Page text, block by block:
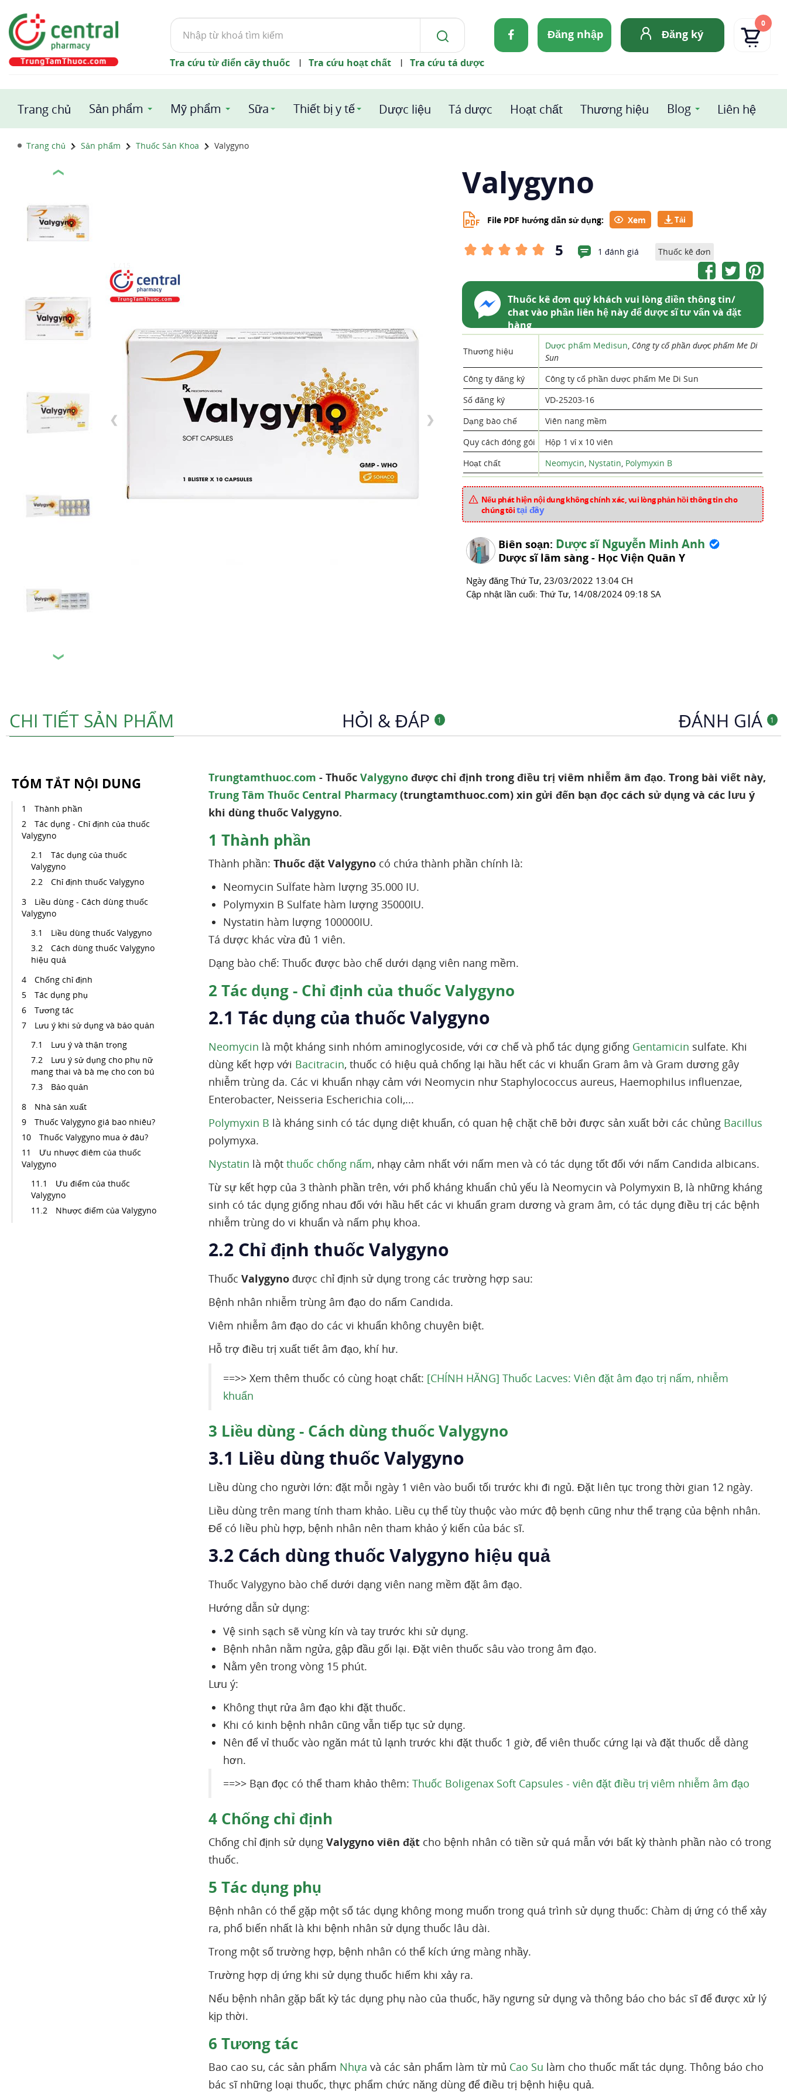
Tìm
kiếm
Đăng nhập Đăng ký
0
Tra cứu từ điển cây thuốc | Tra cứu hoạt chất | Tra cứu tá dược
Trang chủ Sản phẩm Mỹ phẩm Sữa Thiết bị y tế Dược liệu Tá dược Hoạt chất Thương hiệu Blog Liên hệ
Trang chủ Sản phẩm Thuốc Sản Khoa Valygyno
❮
❯
❮ ❯
Valygyno
File PDF hướng dẫn sử dụng: Xem
5 1 đánh giá Thuốc kê đơn
Thuốc kê đơn quý khách vui lòng điền thông tin/
chat vào phần liên hệ này để dược sĩ tư vấn và đặt
hàng
Thương hiệu
Dược phẩm Medisun, Công ty cổ phần dược phẩm Me Di
Sun
Công ty đăng ký
Công ty cổ phần dược phẩm Me Di Sun
Số đăng ký
VD-25203-16
Dạng bào chế
Viên nang mềm
Quy cách đóng gói
Hộp 1 vỉ x 10 viên
Hoạt chất
Neomycin, Nystatin, Polymyxin B
Xuất xứ
Việt Nam
Mã sản phẩm
aa2610
Chuyên mục
Thuốc Sản Khoa
Nếu phát hiện nội dung không chính xác, vui lòng phản hồi thông tin cho
chúng tôitại đây
Biên soạn: Dược sĩ Nguyễn Minh Anh
Dược sĩ lâm sàng - Học Viện Quân Y
Ngày đăng Thứ Tư, 23/03/2022 13:04 CH
Cập nhật lần cuối: Thứ Tư, 14/08/2024 09:18 SA
CHI TIẾT SẢN PHẨM HỎI & ĐÁP 1 ĐÁNH GIÁ 1
TÓM TẮT NỘI DUNG
Thành phần
Tác dụng - Chỉ định của thuốc
Valygyno
Tác dụng của thuốc
Valygyno
Chỉ định thuốc Valygyno
Liều dùng - Cách dùng thuốc
Valygyno
Liều dùng thuốc Valygyno
Cách dùng thuốc Valygyno
hiệu quả
Chống chỉ định
Tác dụng phụ
Tương tác
Lưu ý khi sử dụng và bảo quản
Lưu ý và thận trọng
Lưu ý sử dụng cho phụ nữ
mang thai và bà mẹ cho con bú
Bảo quản
Nhà sản xuất
Thuốc Valygyno giá bao nhiêu?
Thuốc Valygyno mua ở đâu?
Ưu nhược điêm của thuốc
Valygyno
Ưu điểm của thuốc
Valygyno
Nhược điểm của Valygyno
Trungtamthuoc.com - Thuốc Valygyno được chỉ định trong điều trị viêm nhiễm âm đạo. Trong bài viết này,
Trung Tâm Thuốc Central Pharmacy (trungtamthuoc.com) xin gửi đến bạn đọc cách sử dụng và các lưu ý
khi dùng thuốc Valygyno.
1 Thành phần
Thành phần: Thuốc đặt Valygyno có chứa thành phần chính là:
Neomycin SuÏfate hàm lượng 35.000 IU.
Polymyxin B Sulfate hàm lượng 35000IU.
Nystatin hàm lượng 100000IU.
Tá dược khác vừa đủ 1 viên.
Dạng bào chế: Thuốc được bào chế dưới dạng viên nang mềm.
2 Tác dụng - Chỉ định của thuốc Valygyno
2.1 Tác dụng của thuốc Valygyno
Neomycin là một kháng sinh nhóm aminoglycoside, với cơ chế và phổ tác dụng giống Gentamicin sulfate. Khi
dùng kết hợp với Bacitracin, thuốc có hiệu quả chống lại hầu hết các vi khuẩn Gram âm và Gram dương gây
nhiễm trùng da. Các vi khuẩn nhạy cảm với Neomycin như Staphylococcus aureus, Haemophilus influenzae,
Enterobacter, Neisseria Escherichia coli,...
Polymyxin B là kháng sinh có tác dụng diệt khuẩn, có quan hệ chặt chẽ bởi được sản xuất bởi các chủng Bacillus
polymyxa.
Nystatin là một thuốc chống nấm, nhạy cảm nhất với nấm men và có tác dụng tốt đối với nấm Candida albicans.
Từ sự kết hợp của 3 thành phần trên, với phổ kháng khuẩn chủ yếu là Neomycin và Polymyxin B, là những kháng
sinh có tác dụng giống nhau đối với hầu hết các vi khuẩn gram dương và gram âm, có tác dụng điều trị các bệnh
nhiễm trùng do vi khuẩn và nấm phụ khoa.
2.2 Chỉ định thuốc Valygyno
Thuốc Valygyno được chỉ định sử dụng trong các trường hợp sau:
Bệnh nhân nhiễm trùng âm đạo do nấm Candida.
Viêm nhiễm âm đạo do các vi khuẩn không chuyên biệt.
Hỗ trợ điều trị xuất tiết âm đạo, khí hư.
==>> Xem thêm thuốc có cùng hoạt chất: [CHÍNH HÃNG] Thuốc Lacves: Viên đặt âm đạo trị nấm, nhiễm
khuẩn
3 Liều dùng - Cách dùng thuốc Valygyno
3.1 Liều dùng thuốc Valygyno
Liều dùng cho người lớn: đặt mỗi ngày 1 viên vào buổi tối trước khi đi ngủ. Đặt liên tục trong thời gian 12 ngày.
Liều dùng trên mang tính tham khảo. Liều cụ thể tùy thuộc vào mức độ bẹnh cũng như thể trạng của bệnh nhân.
Để có liều phù hợp, bệnh nhân nên tham khảo ý kiến của bác sĩ.
3.2 Cách dùng thuốc Valygyno hiệu quả
Thuốc Valygyno bào chế dưới dạng viên nang mềm đặt âm đạo.
Hướng dẫn sử dụng:
Vệ sinh sạch sẽ vùng kín và tay trước khi sử dụng.
Bệnh nhân nằm ngửa, gập đầu gối lại. Đặt viên thuốc sâu vào trong âm đạo.
Nằm yên trong vòng 15 phút.
Lưu ý:
Không thụt rửa âm đạo khi đặt thuốc.
Khi có kinh bệnh nhân cũng vẫn tiếp tục sử dụng.
Nên để vỉ thuốc vào ngăn mát tủ lạnh trước khi đặt thuốc 1 giờ, để viên thuốc cứng lại và đặt thuốc dễ dàng
hơn.
==>> Bạn đọc có thể tham khảo thêm: Thuốc Boligenax Soft Capsules - viên đặt điều trị viêm nhiễm âm đạo
4 Chống chỉ định
Chống chỉ định sử dụng Valygyno viên đặt cho bệnh nhân có tiền sử quá mẫn với bất kỳ thành phần nào có trong
thuốc.
5 Tác dụng phụ
Bệnh nhân có thể gặp một số tác dụng không mong muốn trong quá trình sử dụng thuốc: Chàm dị ứng có thể xảy
ra, phổ biến nhất là khi bệnh nhân sử dụng thuốc lâu dài.
Trong một số trường hợp, bệnh nhân có thể kích ứng màng nhầy.
Trường hợp dị ứng khi sử dụng thuốc hiếm khi xảy ra.
Nếu bệnh nhân gặp bất kỳ tác dụng phụ nào của thuốc, hãy ngưng sử dụng và thông báo cho bác sĩ để được xử lý
kịp thời.
6 Tương tác
Bao cao su, các sản phẩm Nhựa và các sản phẩm làm từ mủ Cao Su làm cho thuốc mất tác dụng. Thông báo cho
bác sĩ những loại thuốc, thực phẩm chức năng dùng để điều trị bệnh hiệu quả.